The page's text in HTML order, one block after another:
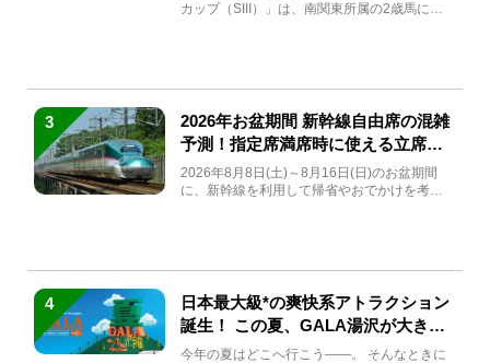
カップ（SIII）」は、南関東所属の2歳馬によ
3
2026年お盆期間 新幹線自由席の混雑
予測！指定席満席時に使える立席特
急券も解説
2026年8月8日(土)～8月16日(日)のお盆期間
に、新幹線を利用して帰省やおでかけを考え
4
日本最大級*の爽快系アトラクション
誕生！ この夏、GALA湯沢が大きく
生まれ変わる
今年の夏はどこへ行こう――。 そんなときに